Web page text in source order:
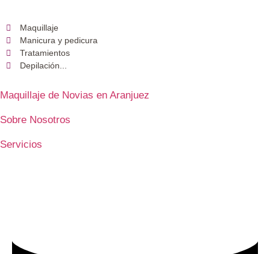
Maquillaje
Manicura y pedicura
Tratamientos
Depilación...
Maquillaje de Novias en Aranjuez
Sobre Nosotros
Servicios